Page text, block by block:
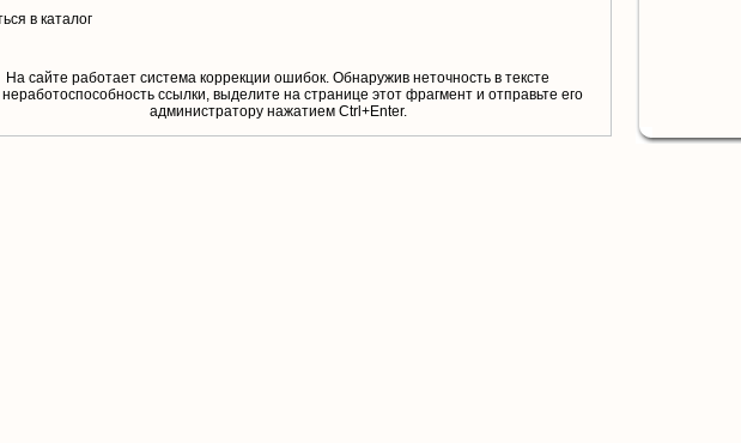
в каталог
На сайте работает система коррекции ошибок. Обнаружив неточность в тексте
ссылки, выделите на странице этот фрагмент и отправьте его
aдминистратору нажатием Ctrl+Enter.